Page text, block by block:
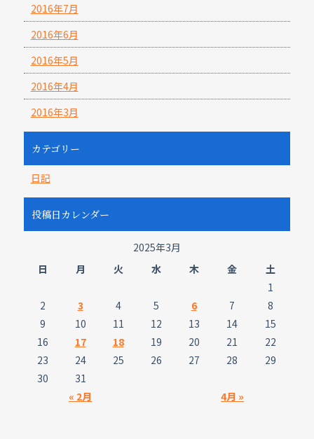
2016年7月
2016年6月
2016年5月
2016年4月
2016年3月
カテゴリー
日記
投稿日カレンダー
2025年3月
日
月 火 水 木 金 土
« 2月 4月 »
1
2
3 4 5 6 7
8
9
10 11 12 13 14
15
16
17 18 19 20 21
22
23
24 25 26 27 28
29
30
31